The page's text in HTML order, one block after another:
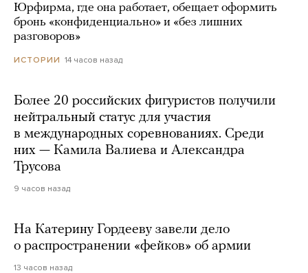
Юрфирма, где она работает, обещает оформить
бронь «конфиденциально» и «без лишних
разговоров»
ИСТОРИИ 14 часов назад
Более 20 российских фигуристов получили
нейтральный статус для участия
в международных соревнованиях. Среди
них — Камила Валиева и Александра
Трусова
9 часов назад
На Катерину Гордееву завели дело
о распространении «фейков» об армии
13 часов назад